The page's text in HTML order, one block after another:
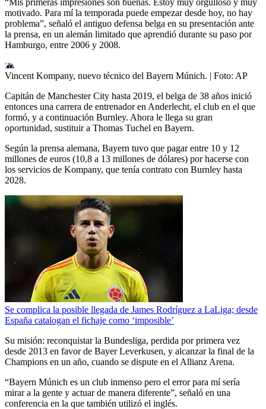
motivado. Para mí la temporada puede empezar desde hoy, no hay
problema”, señaló el antiguo defensa belga en su presentación ante
la prensa, en un alemán limitado que aprendió durante su paso por
Hamburgo, entre 2006 y 2008.
Vincent Kompany, nuevo técnico del Bayern Múnich. | Foto: AP
Capitán de Manchester City hasta 2019, el belga de 38 años inició
entonces una carrera de entrenador en Anderlecht, el club en el que
formó, y a continuación Burnley. Ahora le llega su gran
oportunidad, sustituir a Thomas Tuchel en Bayern.
Según la prensa alemana, Bayern tuvo que pagar entre 10 y 12
millones de euros (10,8 a 13 millones de dólares) por hacerse con
los servicios de Kompany, que tenía contrato con Burnley hasta
2028.
Se complica la posible llegada de James Rodríguez a LaLiga; desde
España catalogan el fichaje como ‘imposible’
Su misión: reconquistar la Bundesliga, perdida por primera vez
desde 2013 en favor de Bayer Leverkusen, y alcanzar la final de la
Champions en un año, cuando se dispute en el Allianz Arena.
“Bayern Múnich es un club inmenso pero el error para mí sería
mirar a la gente y actuar de manera diferente”, señaló en una
conferencia en la que también utilizó el inglés.